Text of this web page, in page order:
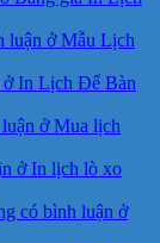
luận ở Mẫu Lịch
ở In Lịch Để Bàn
ở Mua lịch
ở In lịch lò xo
có bình luận ở